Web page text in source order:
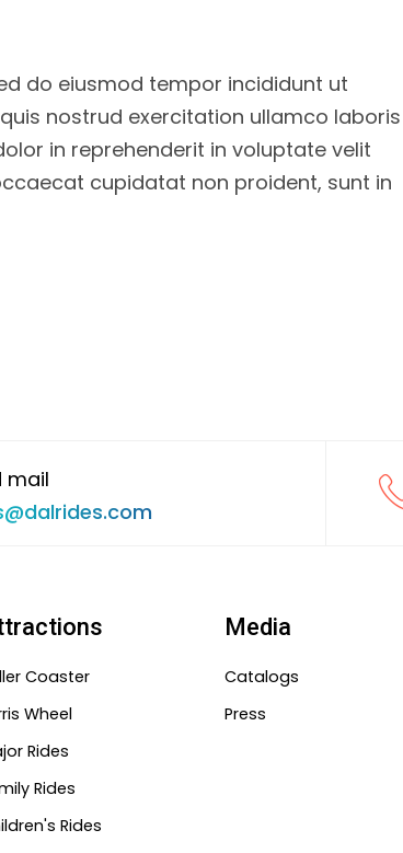
do eiusmod tempor incididunt ut
nostrud exercitation ullamco laboris
in reprehenderit in voluptate velit
cupidatat non proident, sunt in
mail
Coaster
Wheel
Rides
Rides
Rides
Media
Catalogs
Press